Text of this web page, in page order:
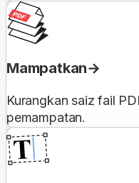
Mampatkan
Kurangkan saiz fail
pemampatan.